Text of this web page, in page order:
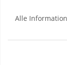
Alle